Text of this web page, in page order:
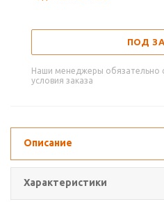
ПОД
Наши менеджеры обязательно
условия заказа
Описание
Характеристики